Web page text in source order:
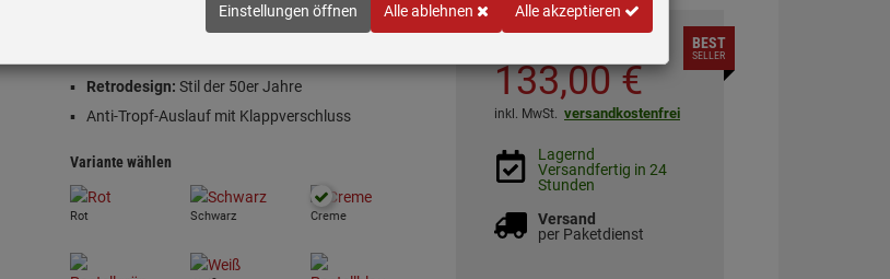
Einloggen und Bewertung schreiben
Retrodesign: Stil der 50er Jahre
Anti-Tropf-Auslauf mit Klappverschluss
Variante wählen
Rot Schwarz Creme
133,00 €
inkl. MwSt. versandkostenfrei
Lagernd
Versandfertig in 24
Stunden
Versand
per Paketdienst
BEST
SELLER
Einstellungen öffnen Alle ablehnen Alle akzeptieren